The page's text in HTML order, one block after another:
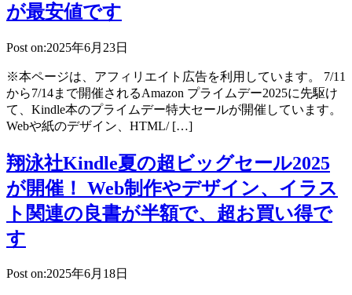
が最安値です
Post on:2025年6月23日
※本ページは、アフィリエイト広告を利用しています。 7/11
から7/14まで開催されるAmazon プライムデー2025に先駆け
て、Kindle本のプライムデー特大セールが開催しています。
Webや紙のデザイン、HTML/ […]
翔泳社Kindle夏の超ビッグセール2025
が開催！ Web制作やデザイン、イラス
ト関連の良書が半額で、超お買い得で
す
Post on:2025年6月18日